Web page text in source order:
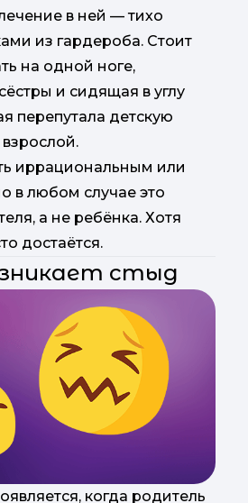
в ней — тихо
из гардероба. Стоит
на одной ноге,
и сидящая в углу
перепутала детскую
иррациональным или
в любом случае это
а не ребёнка. Хотя
достаётся.
стыд
когда родитель